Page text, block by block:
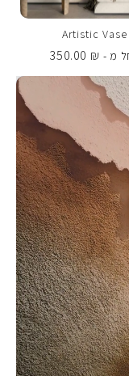
Artistic Vase
מ -
350.00 ₪